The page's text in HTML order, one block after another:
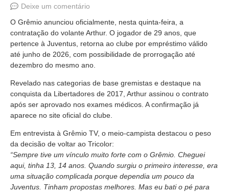
Deixe um comentário
O Grêmio anunciou oficialmente, nesta quinta-feira, a
contratação do volante Arthur. O jogador de 29 anos, que
pertence à Juventus, retorna ao clube por empréstimo válido
até junho de 2026, com possibilidade de prorrogação até
dezembro do mesmo ano.
Revelado nas categorias de base gremistas e destaque na
conquista da Libertadores de 2017, Arthur assinou o contrato
após ser aprovado nos exames médicos. A confirmação já
aparece no site oficial do clube.
Em entrevista à Grêmio TV, o meio-campista destacou o peso
da decisão de voltar ao Tricolor:
“Sempre tive um vínculo muito forte com o Grêmio. Cheguei
aqui, tinha 13, 14 anos. Quando surgiu o primeiro interesse, era
uma situação complicada porque dependia um pouco da
Juventus. Tinham propostas melhores. Mas eu bati o pé para